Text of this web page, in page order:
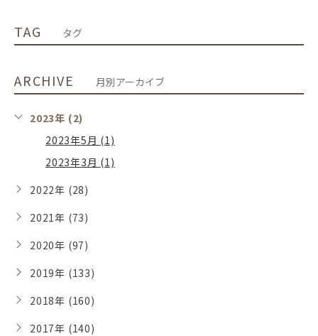
TAG タグ
ARCHIVE 月別アーカイブ
2023年 (2)
2023年5月 (1)
2023年3月 (1)
2022年 (28)
2021年 (73)
2020年 (97)
2019年 (133)
2018年 (160)
2017年 (140)